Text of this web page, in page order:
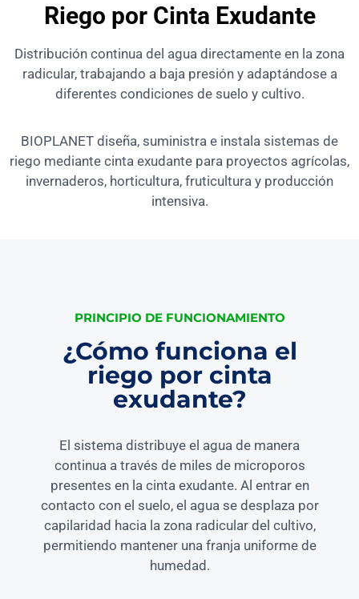
Riego por Cinta Exudante
Distribución continua del agua directamente en la zona
radicular, trabajando a baja presión y adaptándose a
diferentes condiciones de suelo y cultivo.
BIOPLANET diseña, suministra e instala sistemas de
riego mediante cinta exudante para proyectos agrícolas,
invernaderos, horticultura, fruticultura y producción
intensiva.
PRINCIPIO DE FUNCIONAMIENTO
¿Cómo funciona el
riego por cinta
exudante?
El sistema distribuye el agua de manera
continua a través de miles de microporos
presentes en la cinta exudante. Al entrar en
contacto con el suelo, el agua se desplaza por
capilaridad hacia la zona radicular del cultivo,
permitiendo mantener una franja uniforme de
humedad.